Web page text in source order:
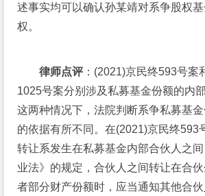
述事实均可以确认孙某靖对系争股权
权。
律师点评：(2021)京民终593号案
1025号案分别涉及私募基金份额的内
这两种情况下，法院判断系争私募基
的依据有所不同。在(2021)京民终593
转让系发生在私募基金内部合伙人之
业法》的规定，合伙人之间转让在合
者部分财产份额时，应当通知其他合